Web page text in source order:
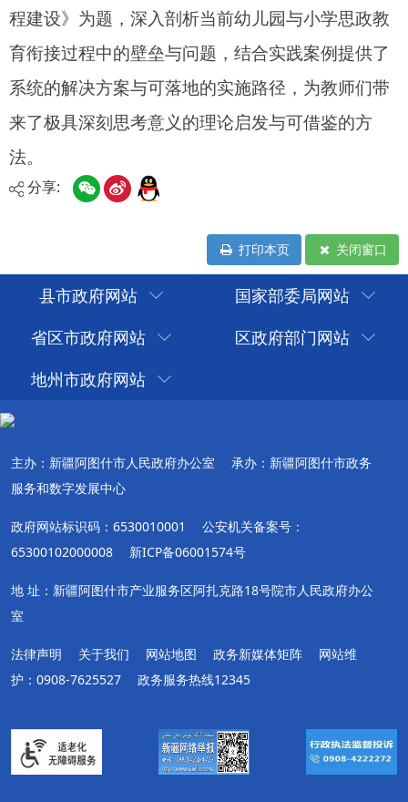
分享:
打印本页 关闭窗口
县市政府网站
国家部委局网站
省区市政府网站
区政府部门网站
地州市政府网站
主办：新疆阿图什市人民政府办公室
承办：新疆阿图什市政务
服务和数字发展中心
政府网站标识码：6530010001
公安机关备案号：
65300102000008
新ICP备06001574号
地 址：新疆阿图什市产业服务区阿扎克路18号院市人民政府办公
室
法律声明 关于我们 网站地图 政务新媒体矩阵
网站维
护：0908-7625527
政务服务热线12345